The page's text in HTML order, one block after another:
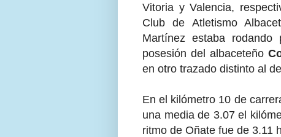
Vitoria y Valencia,
Club de Atletismo
Martínez estaba
posesión del albaceteño
en otro trazado distinto al
En el kilómetro 10 de
una media de 3.07 el
ritmo de Oñate fue de 3.11